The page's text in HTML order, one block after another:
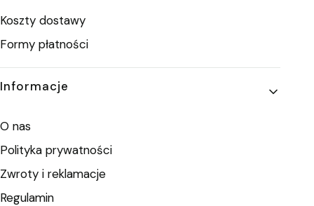
Koszty dostawy
Formy płatności
Informacje
O nas
Polityka prywatności
Zwroty i reklamacje
Regulamin